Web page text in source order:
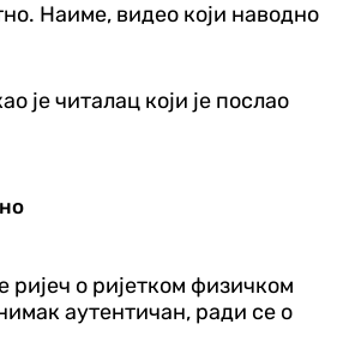
Наиме, видео који наводно
је читалац који је послао
ријеч о ријетком физичком
аутентичан, ради се о